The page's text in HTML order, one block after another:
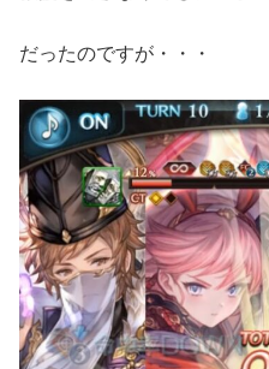
だったのですが・・・